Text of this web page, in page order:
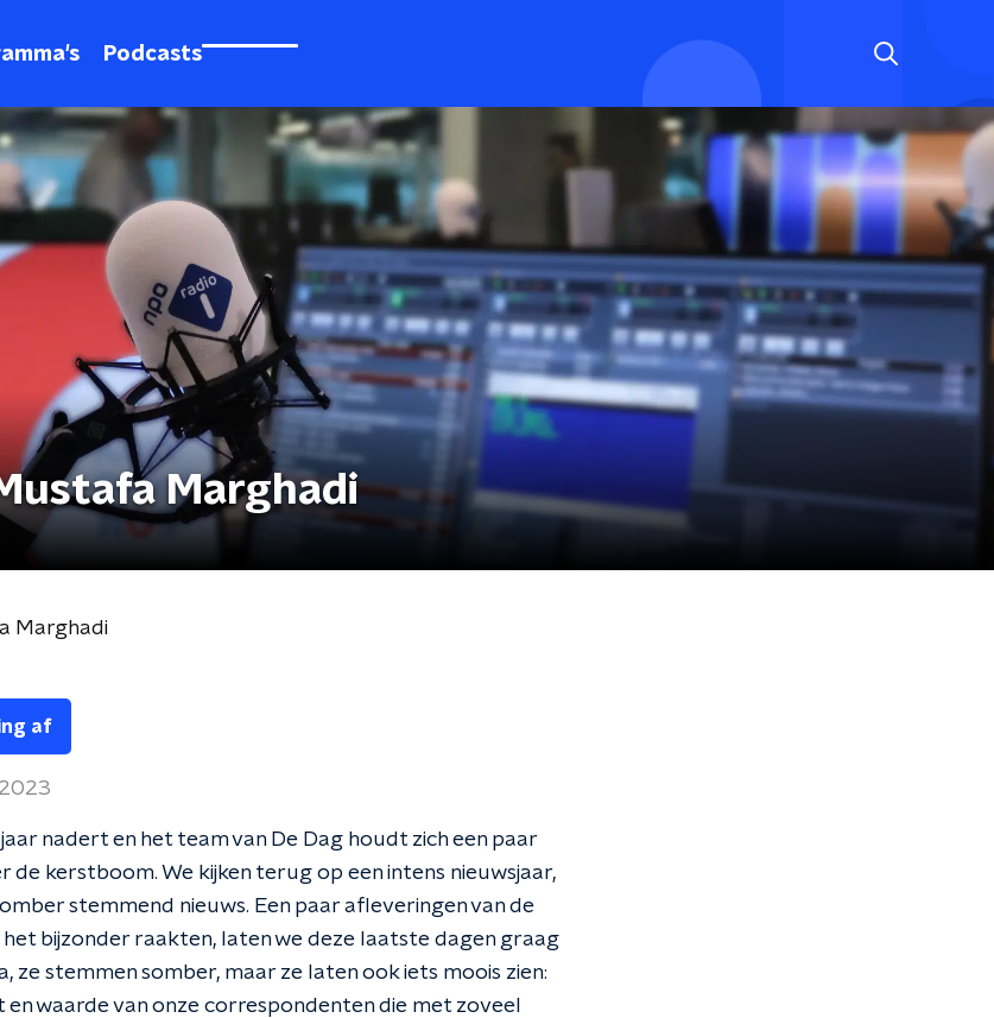
Podcasts
Marghadi
Marghadi
af
nadert en het team van De Dag houdt zich een paar
de kerstboom. We kijken terug op een intens nieuwsjaar,
stemmend nieuws. Een paar afleveringen van de
het bijzonder raakten, laten we deze laatste dagen graag
ze stemmen somber, maar ze laten ook iets moois zien:
en waarde van onze correspondenten die met zoveel